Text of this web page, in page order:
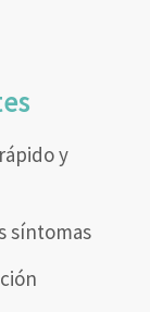
y
síntomas